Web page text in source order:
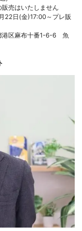
はいたしません
22日(金)17:00～プレ販
港区麻布十番1-6-6 魚